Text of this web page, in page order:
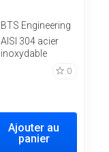
BTS Engineering
AISI 304 acier
inoxydable
0
Ajouter au
panier